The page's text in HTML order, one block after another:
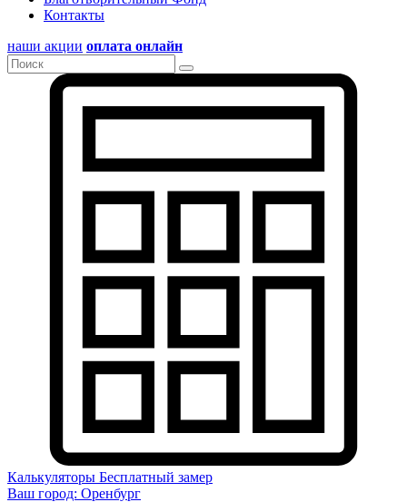
Контакты
наши акции оплата онлайн
Калькуляторы Бесплатный замер
Ваш город: Оренбург